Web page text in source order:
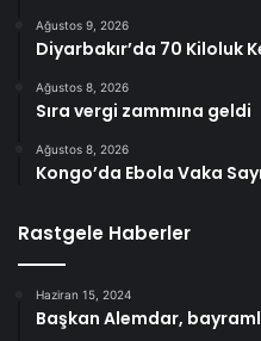
Ağustos 9, 2026
Diyarbakır’da 70 Kiloluk
Ağustos 8, 2026
Sıra vergi zammına geldi
Ağustos 8, 2026
Kongo’da Ebola Vaka
Rastgele Haberler
Haziran 15, 2024
Başkan Alemdar,